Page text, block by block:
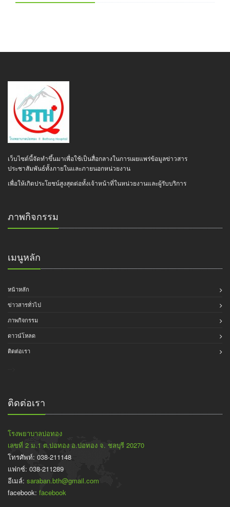
เว็บไซต์นี้จัดทำขึ้นมาเพื่อใช้เป็นสื่อกลางในการเผยแพร่ข้อมูลข่าวสาร
ประชาสัมพันธ์ทั้งภายในและภายนอกหน่วยงาน
เพื่อให้เกิดประโยชน์สูงสุดต่อทั้งเจ้าหน้าที่ในหน่วยงานและผู้รับบริการ
ภาพกิจกรรม
เมนูหลัก
หน้าหลัก
ข่าวสารทั่วไป
ภาพกิจกรรม
ดาวน์โหลด
ติดต่อเรา
ติดต่อเรา
โรงพยาบาลบ่อทอง
เลขที่ 2 ม.1 ต.บ่อทอง อ.บ่อทอง จ. ชลบุรี 20270
โทรศัพท์: 038-211148
แฟกซ์: 038-211289
อีเมล์: saraban.bth@gmail.com
facebook: facebook